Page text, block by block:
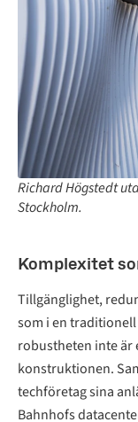
Richard Högstedt
Stockholm.
Komplexitet
Tillgänglighet,
som i en
robustheten inte är
konstruktionen.
techföretag sina
Bahnhofs